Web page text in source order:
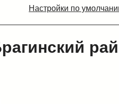
Настройки по